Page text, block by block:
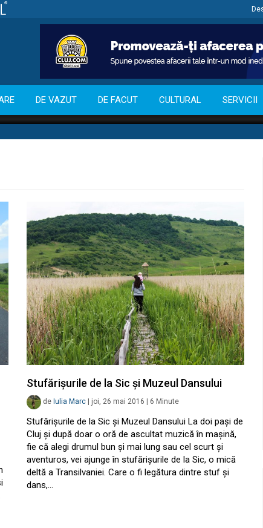
DE VAZUT DE FACUT CULTURAL SERVICII
Stufărișurile de la Sic și Muzeul Dansului
de Iulia Marc joi, 26 mai 2016 6 Minute
Stufărișurile de la Sic și Muzeul Dansului La doi pași de
Cluj și după doar o oră de ascultat muzică în mașină,
fie că alegi drumul bun și mai lung sau cel scurt și
aventuros, vei ajunge în stufărișurile de la Sic, o mică
deltă a Transilvaniei. Care o fi legătura dintre stuf și
dans,…